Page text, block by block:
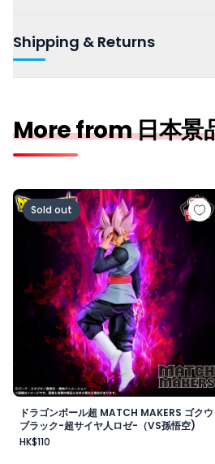
Shipping & Returns
More from 日本景
ドラゴンボール超 MATCH
Sold out
ドラゴンボール超 MATCH MAKERS ゴクウ
ブラック-超サイヤ人ロゼ-（VS孫悟空)
HK$110